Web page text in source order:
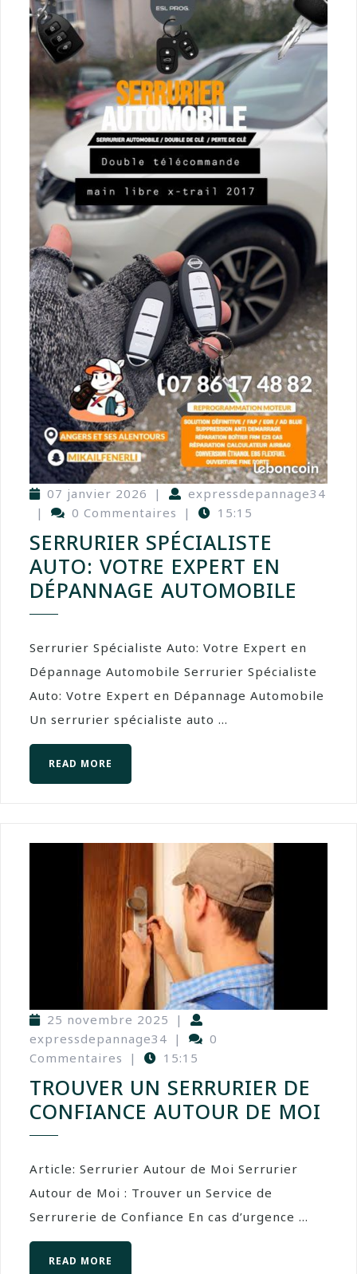
07 janvier 2026 |
expressdepannage34
|
0 Commentaires | 15:15
SERRURIER SPÉCIALISTE
AUTO: VOTRE EXPERT EN
DÉPANNAGE AUTOMOBILE
Serrurier Spécialiste Auto: Votre Expert en
Dépannage Automobile Serrurier Spécialiste
Auto: Votre Expert en Dépannage Automobile
Un serrurier spécialiste auto ...
READ MORE
25 novembre 2025
|
expressdepannage34 |
0
Commentaires
| 15:15
TROUVER UN SERRURIER DE
CONFIANCE AUTOUR DE MOI
Article: Serrurier Autour de Moi Serrurier
Autour de Moi : Trouver un Service de
Serrurerie de Confiance En cas d’urgence ...
READ MORE